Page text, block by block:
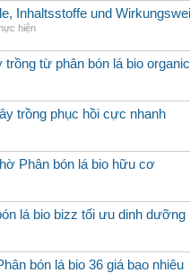
Inhaltsstoffe und
hiện
trồng từ phân bón lá bio organic
trồng phục hồi cực nhanh
Phân bón lá bio hữu cơ
lá bio bizz tối ưu dinh dưỡng
bón lá bio 36 giá bao nhiêu